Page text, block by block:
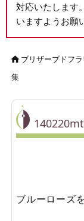
対応いたします
いますようお願
ブリザーブドフ
集
ブルーローズ